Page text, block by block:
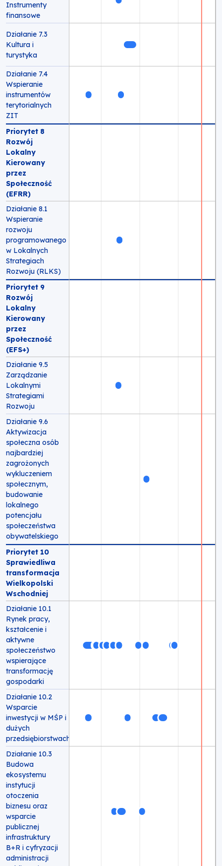
Instrumenty
finansowe
Działanie 7.3
Kultura i
turystyka
Działanie 7.4
Wspieranie
instrumentów
terytorialnych
ZIT
Priorytet 8
Rozwój
Lokalny
Kierowany
przez
Społeczność
(EFRR)
Działanie 8.1
Wspieranie
rozwoju
programowanego
w Lokalnych
Strategiach
Rozwoju (RLKS)
Priorytet 9
Rozwój
Lokalny
Kierowany
przez
Społeczność
(EFS+)
Działanie 9.5
Zarządzanie
Lokalnymi
Strategiami
Rozwoju
Działanie 9.6
Aktywizacja
społeczna osób
najbardziej
zagrożonych
wykluczeniem
społecznym,
budowanie
lokalnego
potencjału
społeczeństwa
obywatelskiego
Priorytet 10
Sprawiedliwa
transformacja
Wielkopolski
Wschodniej
Działanie 10.1
Rynek pracy,
kształcenie i
aktywne
społeczeństwo
wspierające
transformację
gospodarki
Działanie 10.2
Wsparcie
inwestycji w MŚP i
dużych
przedsiębiorstwach
Działanie 10.3
Budowa
ekosystemu
instytucji
otoczenia
biznesu oraz
wsparcie
publicznej
infrastruktury
B+R i cyfryzacji
administracji